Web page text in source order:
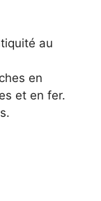
au
en
et en fer.